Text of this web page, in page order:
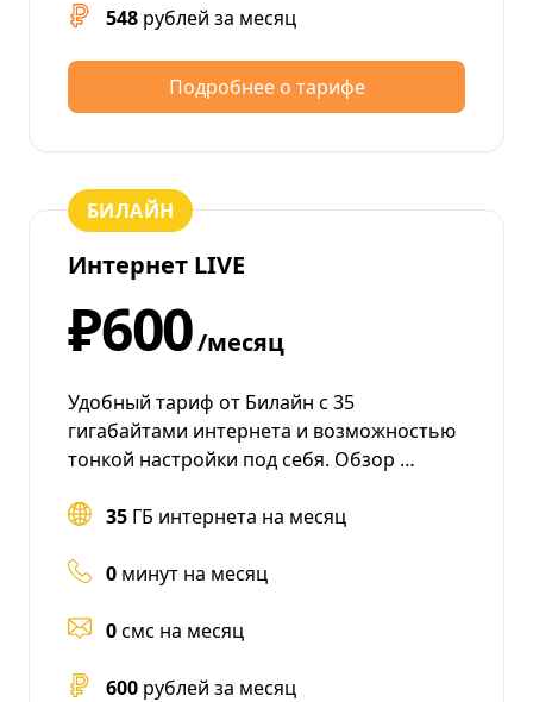
548 рублей за месяц
Подробнее о тарифе
БИЛАЙН
Интернет LIVE
₽600/месяц
Удобный тариф от Билайн с 35
гигабайтами интернета и возможностью
тонкой настройки под себя. Обзор …
35 ГБ интернета на месяц
0 минут на месяц
0смс на месяц
600 рублей за месяц